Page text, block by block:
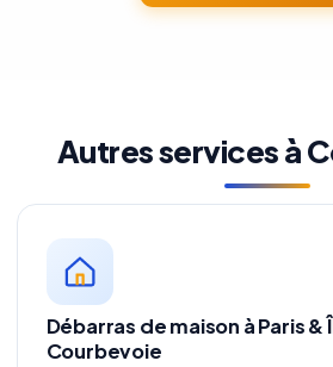
Autres services à
Débarras de maison à Paris
Courbevoie